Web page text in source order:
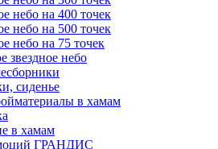
небо на 400 точек
небо на 500 точек
небо на 75 точек
звездное небо
сиденье
в хамам
в хамам
ГРАНДИС